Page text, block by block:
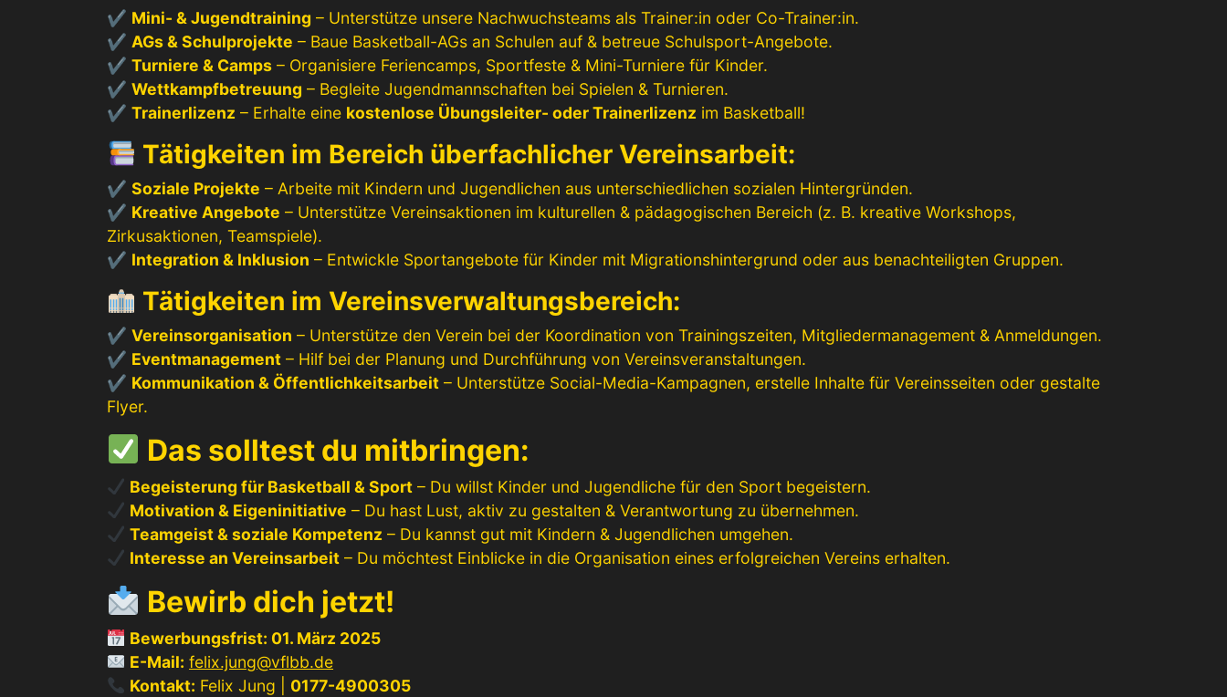
✔ Mini- & Jugendtraining – Unterstütze unsere Nachwuchsteams als Trainer:in oder Co-Trainer:in.
✔ AGs & Schulprojekte – Baue Basketball-AGs an Schulen auf & betreue Schulsport-Angebote.
✔ Turniere & Camps – Organisiere Feriencamps, Sportfeste & Mini-Turniere für Kinder.
✔ Wettkampfbetreuung – Begleite Jugendmannschaften bei Spielen & Turnieren.
✔ Trainerlizenz – Erhalte eine kostenlose Übungsleiter- oder Trainerlizenz im Basketball!
Tätigkeiten im Bereich überfachlicher Vereinsarbeit:
✔ Soziale Projekte – Arbeite mit Kindern und Jugendlichen aus unterschiedlichen sozialen Hintergründen.
✔ Kreative Angebote – Unterstütze Vereinsaktionen im kulturellen & pädagogischen Bereich (z. B. kreative Workshops,
Zirkusaktionen, Teamspiele).
✔ Integration & Inklusion – Entwickle Sportangebote für Kinder mit Migrationshintergrund oder aus benachteiligten Gruppen.
Tätigkeiten im Vereinsverwaltungsbereich:
✔ Vereinsorganisation – Unterstütze den Verein bei der Koordination von Trainingszeiten, Mitgliedermanagement & Anmeldungen.
✔ Eventmanagement – Hilf bei der Planung und Durchführung von Vereinsveranstaltungen.
✔ Kommunikation & Öffentlichkeitsarbeit – Unterstütze Social-Media-Kampagnen, erstelle Inhalte für Vereinsseiten oder gestalte
Flyer.
Das solltest du mitbringen:
Begeisterung für Basketball & Sport – Du willst Kinder und Jugendliche für den Sport begeistern.
Motivation & Eigeninitiative – Du hast Lust, aktiv zu gestalten & Verantwortung zu übernehmen.
Teamgeist & soziale Kompetenz – Du kannst gut mit Kindern & Jugendlichen umgehen.
Interesse an Vereinsarbeit – Du möchtest Einblicke in die Organisation eines erfolgreichen Vereins erhalten.
Bewirb dich jetzt!
Bewerbungsfrist: 01. März 2025
E-Mail: felix.jung@vflbb.de
Kontakt: Felix Jung | 0177-4900305